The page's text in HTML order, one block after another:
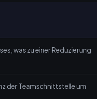
was zu einer Reduzierung
der Teamschnittstelle um